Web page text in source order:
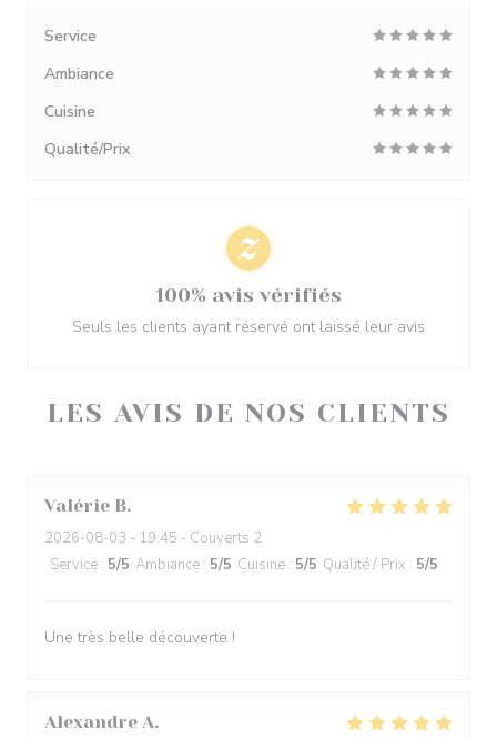
LES AVIS DE NOS CLIENTS
Valérie B
2026-08-03 - 19:45 - Couverts 2
Service : 5/5 Ambiance : 5/5 Cuisine : 5/5 Qualité / Prix : 5/5
Une très belle découverte !
Alexandre A
Service
Ambiance
Cuisine
Qualité/Prix
100% avis vérifiés
Seuls les clients ayant réservé ont laissé leur avis